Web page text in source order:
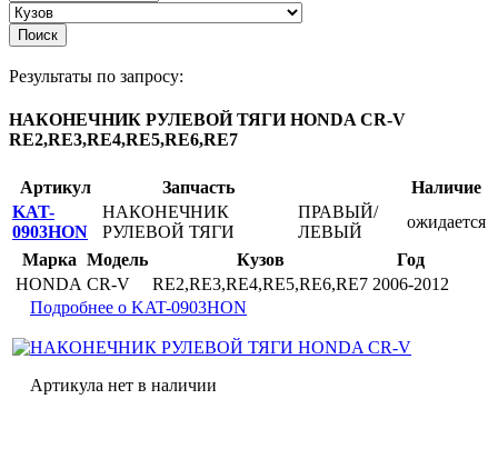
Поиск
Результаты по запросу:
НАКОНЕЧНИК РУЛЕВОЙ ТЯГИ HONDA CR-V
RE2,RE3,RE4,RE5,RE6,RE7
Артикул Запчасть
Наличие
KAT-
0903HON
НАКОНЕЧНИК
РУЛЕВОЙ ТЯГИ
ПРАВЫЙ/
ЛЕВЫЙ
ожидается
Марка Модель Кузов
Год
HONDA CR-V RE2,RE3,RE4,RE5,RE6,RE7 2006-2012
Подробнее о KAT-0903HON
Артикула нет в наличии